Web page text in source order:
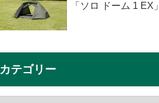
「ソロ ドーム 1 EX」
カテゴリー